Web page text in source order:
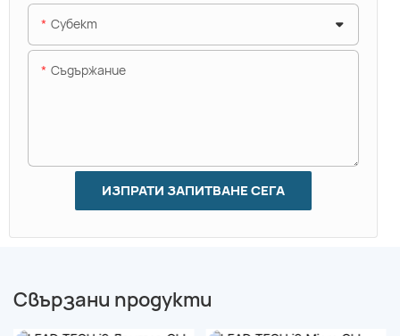
Субект
Съдържание
ИЗПРАТИ ЗАПИТВАНЕ СЕГА
Свързани продукти